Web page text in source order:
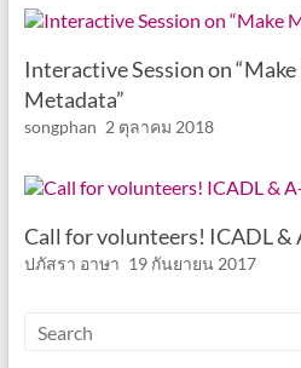
Interactive Session on
Metadata”
songphan 2 ตุลาคม 2018
Call for volunteers! ICADL &
ปภัสรา อาษา 19 กันยายน 2017